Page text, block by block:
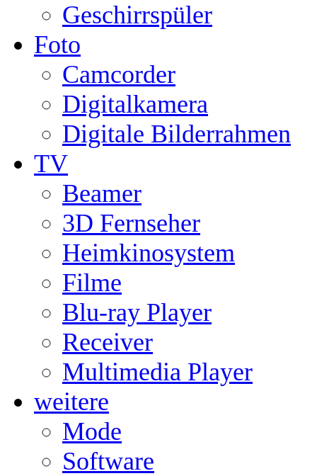
Geschirrspüler
Foto
Camcorder
Digitalkamera
Digitale Bilderrahmen
TV
Beamer
3D Fernseher
Heimkinosystem
Filme
Blu-ray Player
Receiver
Multimedia Player
weitere
Mode
Software